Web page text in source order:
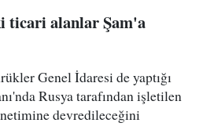
ticari alanlar Şam'a
Genel İdaresi de yaptığı
Rusya tarafından işletilen
devredileceğini